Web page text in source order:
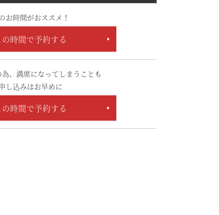
お時間がおススメ！
の時間で予約する
為、満席になってしまうことも
申し込みはお早めに
の時間で予約する